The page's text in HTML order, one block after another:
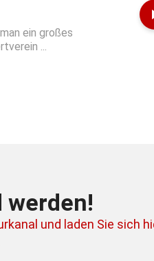
ein großes
...
und laden Sie sich